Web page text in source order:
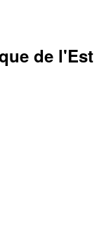
de l'Est